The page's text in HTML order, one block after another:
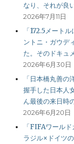
なり、それが良
2026年7月11日
「172.5メート
ントニ・ガウデ
た。そのドキュ
2026年6月30日
「日本橋丸善
握手した日本人
ん最後の来日時
2026年6月20日
「FIFAワール
ラジル×ドイツ